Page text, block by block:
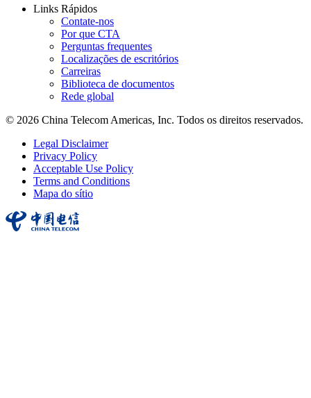
Links Rápidos
Contate-nos
Por que CTA
Perguntas frequentes
Localizações de escritórios
Carreiras
Biblioteca de documentos
Rede global
© 2026 China Telecom Americas, Inc. Todos os direitos reservados.
Legal Disclaimer
Privacy Policy
Acceptable Use Policy
Terms and Conditions
Mapa do sítio